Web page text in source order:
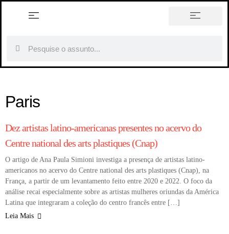
Neoclassicismo no Brasil: obras,
artistas e o que você precisa saber
Sociedade Pró-Arte Moderna
da arte moderna no Brasil
Paris
ARTISTAS
Dez artistas latino-americanas presentes no acervo do
Centre national des arts plastiques (Cnap)
O artigo de Ana Paula Simioni investiga a presença de artistas latino-
americanos no acervo do Centre national des arts plastiques (Cnap), na
França, a partir de um levantamento feito entre 2020 e 2022. O foco da
análise recai especialmente sobre as artistas mulheres oriundas da América
Latina que integraram a coleção do centro francês entre […]
Leia Mais